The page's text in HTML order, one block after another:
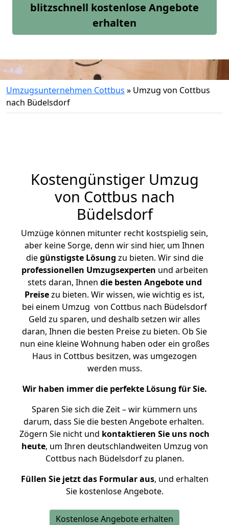
blitzschnell kostenlose Angebote
erhalten
Umzugsunternehmen Cottbus » Umzug von Cottbus
nach Büdelsdorf
Kostengünstiger Umzug
von Cottbus nach
Büdelsdorf
Umzüge können mitunter recht kostspielig sein,
aber keine Sorge, denn wir sind hier, um Ihnen
diegünstigste Lösung zu bieten. Wir sind die
professionellen Umzugsexperten und arbeiten
stets daran, Ihnen die besten Angebote und
Preisezu bieten. Wir wissen, wie wichtig es ist,
bei einem Umzug von Cottbus nach Büdelsdorf
Geld zu sparen, und deshalb setzen wir alles
daran, Ihnen die besten Preise zu bieten. Ob Sie
nun eine kleine Wohnung haben oder ein großes
Haus in Cottbus besitzen, was umgezogen
werden muss.
Wir haben immer die perfekte Lösung für Sie.
Sparen Sie sich die Zeit – wir kümmern uns
darum, dass Sie die besten Angebote erhalten.
Zögern Sie nicht und kontaktieren Sie uns noch
heute, um Ihren deutschlandweiten Umzug von
Cottbus nach Büdelsdorf zu planen.
Füllen Sie jetzt das Formular aus, und erhalten
Sie kostenlose Angebote.
Kostenlose Angebote erhalten